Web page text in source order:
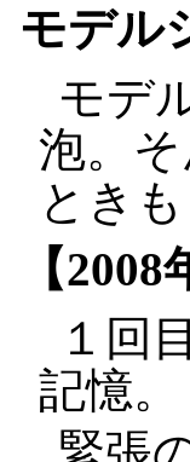
モデル
モデ
泡。
とき
【
１回
記憶。
緊張